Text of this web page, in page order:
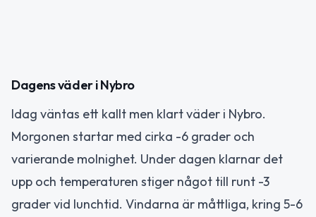
Dagens väder i Nybro
Idag väntas ett kallt men klart väder i Nybro.
Morgonen startar med cirka -6 grader och
varierande molnighet. Under dagen klarnar det
upp och temperaturen stiger något till runt -3
grader vid lunchtid. Vindarna är måttliga, kring 5-6